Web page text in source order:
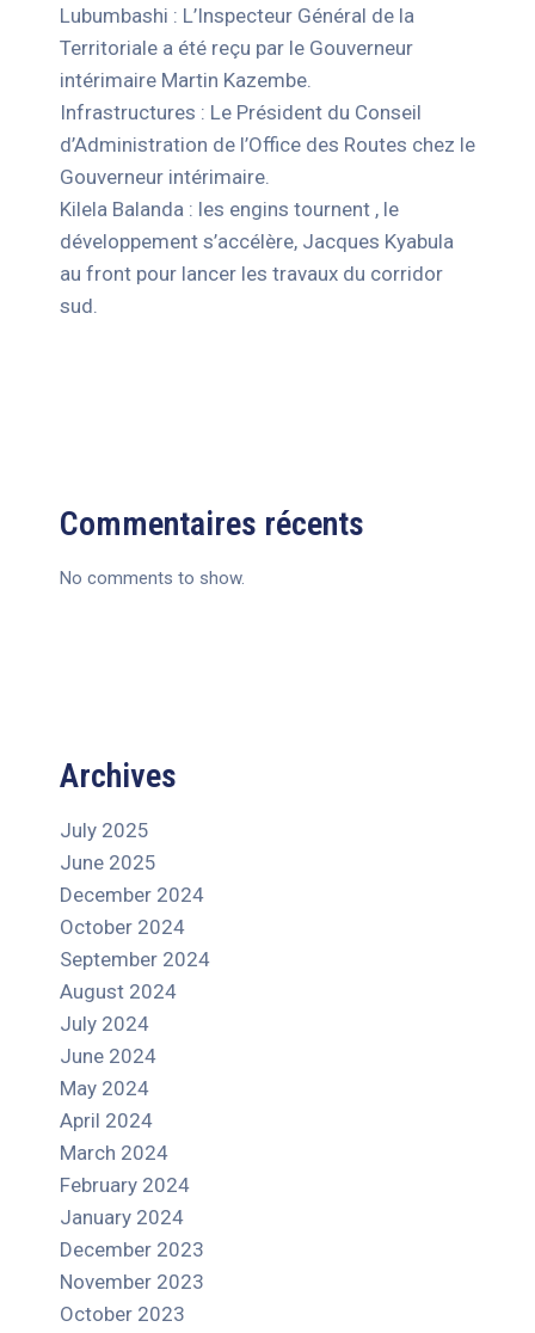
Lubumbashi : L’Inspecteur Général de la
Territoriale a été reçu par le Gouverneur
intérimaire Martin Kazembe.
Infrastructures : Le Président du Conseil
d’Administration de l’Office des Routes chez le
Gouverneur intérimaire.
Kilela Balanda : les engins tournent , le
développement s’accélère, Jacques Kyabula
au front pour lancer les travaux du corridor
sud.
Commentaires récents
No comments to show.
Archives
July 2025
June 2025
December 2024
October 2024
September 2024
August 2024
July 2024
June 2024
May 2024
April 2024
March 2024
February 2024
January 2024
December 2023
November 2023
October 2023